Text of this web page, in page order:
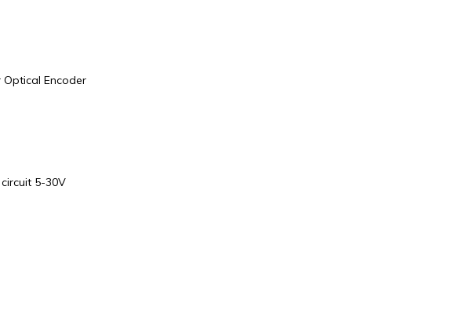
Encoder
5-30V